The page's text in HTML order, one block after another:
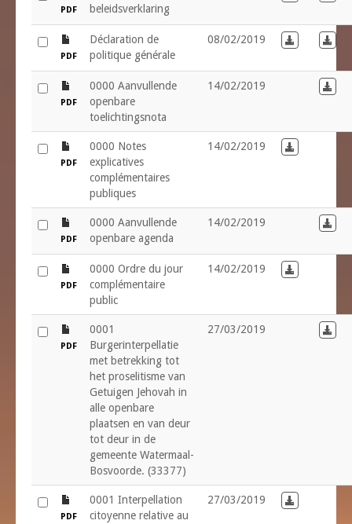
PDF
beleidsverklaring
PDF
Déclaration de
politique générale
08/02/2019 Download in
PDF
0000 Aanvullende
openbare
toelichtingsnota
14/02/2019
PDF
0000 Notes
explicatives
complémentaires
publiques
14/02/2019 Download in
PDF
0000 Aanvullende
openbare agenda
14/02/2019
PDF
0000 Ordre du jour
complémentaire
public
14/02/2019 Download in
PDF
0001
Burgerinterpellatie
met betrekking tot
het proselitisme van
Getuigen Jehovah in
alle openbare
plaatsen en van deur
tot deur in de
gemeente Watermaal-
Bosvoorde. (33377)
27/03/2019
PDF
0001 Interpellation
citoyenne relative au
27/03/2019 Download in